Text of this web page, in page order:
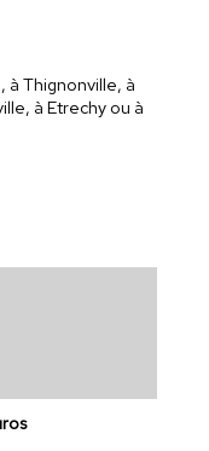
à Thignonville, à
à Etrechy ou à